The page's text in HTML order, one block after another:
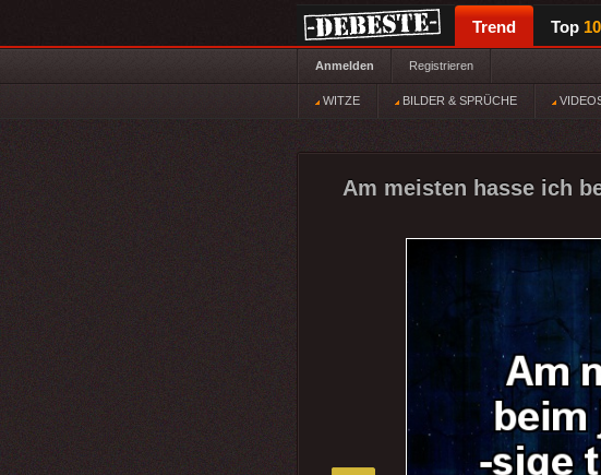
Trend Top
Anmelden Registrieren
WITZE BILDER & SPRÜCHE
Am meisten hasse ich